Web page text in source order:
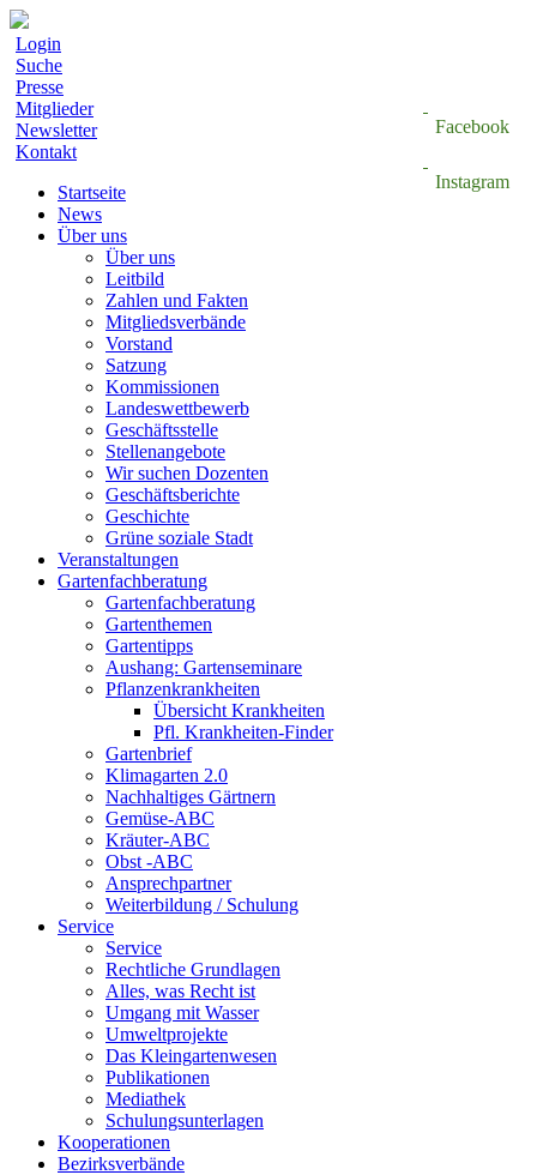
Login
Facebook
Instagram
Suche
Presse
Mitglieder
Newsletter
Kontakt
Startseite
News
Über uns
Über uns
Leitbild
Zahlen und Fakten
Mitgliedsverbände
Vorstand
Satzung
Kommissionen
Landeswettbewerb
Geschäftsstelle
Stellenangebote
Wir suchen Dozenten
Geschäftsberichte
Geschichte
Grüne soziale Stadt
Veranstaltungen
Gartenfachberatung
Gartenfachberatung
Gartenthemen
Gartentipps
Aushang: Gartenseminare
Pflanzenkrankheiten
Übersicht Krankheiten
Pfl. Krankheiten-Finder
Gartenbrief
Klimagarten 2.0
Nachhaltiges Gärtnern
Gemüse-ABC
Kräuter-ABC
Obst -ABC
Ansprechpartner
Weiterbildung / Schulung
Service
Service
Rechtliche Grundlagen
Alles, was Recht ist
Umgang mit Wasser
Umweltprojekte
Das Kleingartenwesen
Publikationen
Mediathek
Schulungsunterlagen
Kooperationen
Bezirksverbände